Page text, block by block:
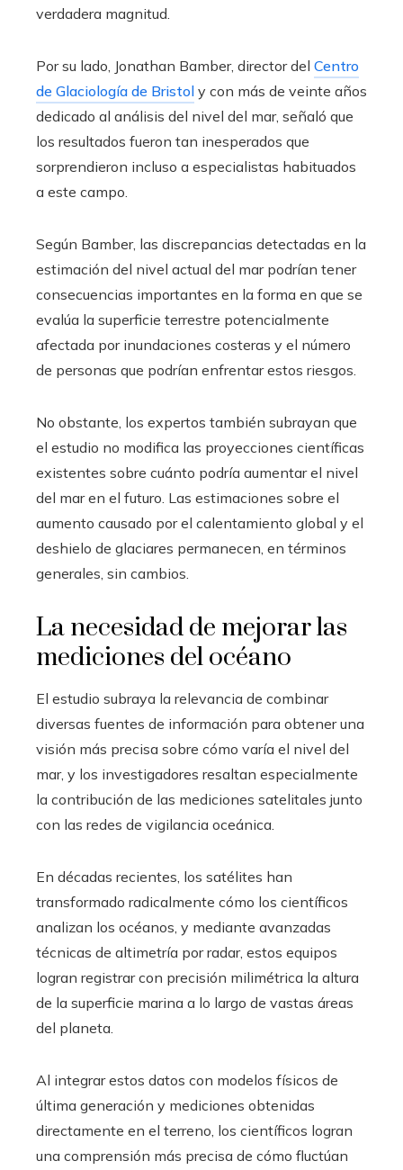
verdadera magnitud.
Por su lado, Jonathan Bamber, director del Centro
de Glaciología de Bristol y con más de veinte años
dedicado al análisis del nivel del mar, señaló que
los resultados fueron tan inesperados que
sorprendieron incluso a especialistas habituados
a este campo.
Según Bamber, las discrepancias detectadas en la
estimación del nivel actual del mar podrían tener
consecuencias importantes en la forma en que se
evalúa la superficie terrestre potencialmente
afectada por inundaciones costeras y el número
de personas que podrían enfrentar estos riesgos.
No obstante, los expertos también subrayan que
el estudio no modifica las proyecciones científicas
existentes sobre cuánto podría aumentar el nivel
del mar en el futuro. Las estimaciones sobre el
aumento causado por el calentamiento global y el
deshielo de glaciares permanecen, en términos
generales, sin cambios.
La necesidad de mejorar las
mediciones del océano
El estudio subraya la relevancia de combinar
diversas fuentes de información para obtener una
visión más precisa sobre cómo varía el nivel del
mar, y los investigadores resaltan especialmente
la contribución de las mediciones satelitales junto
con las redes de vigilancia oceánica.
En décadas recientes, los satélites han
transformado radicalmente cómo los científicos
analizan los océanos, y mediante avanzadas
técnicas de altimetría por radar, estos equipos
logran registrar con precisión milimétrica la altura
de la superficie marina a lo largo de vastas áreas
del planeta.
Al integrar estos datos con modelos físicos de
última generación y mediciones obtenidas
directamente en el terreno, los científicos logran
una comprensión más precisa de cómo fluctúan